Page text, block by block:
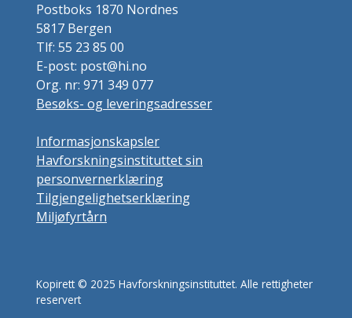
Postboks 1870 Nordnes
5817 Bergen
Tlf: 55 23 85 00
E-post: post@hi.no
Org. nr: 971 349 077
Besøks- og leveringsadresser
Informasjonskapsler
Havforskningsinstituttet sin
personvernerklæring
Tilgjengelighetserklæring
Miljøfyrtårn
Kopirett © 2025 Havforskningsinstituttet. Alle rettigheter
reservert